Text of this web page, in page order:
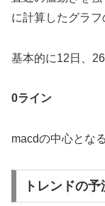
に計算したグラフ
基本的に12日、
0ライン
macdの中心とな
トレンドの